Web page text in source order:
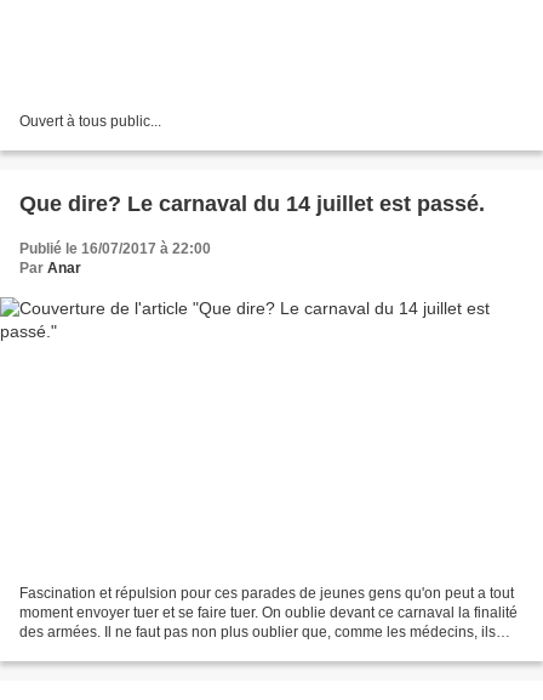
Ouvert à tous public...
Que dire? Le carnaval du 14 juillet est passé.
Publié le 16/07/2017 à 22:00
Par Anar
Fascination et répulsion pour ces parades de jeunes gens qu'on peut a tout
moment envoyer tuer et se faire tuer. On oublie devant ce carnaval la finalité
des armées. Il ne faut pas non plus oublier que, comme les médecins, ils